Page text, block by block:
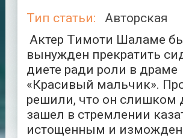
Тип статьи:
Авторская
Актер Тимоти Шаламе
вынужден прекратить
диете ради роли в драме
«Красивый мальчик».
решили, что он слишком
зашел в стремлении
истощенным и